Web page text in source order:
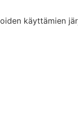
käyttämien